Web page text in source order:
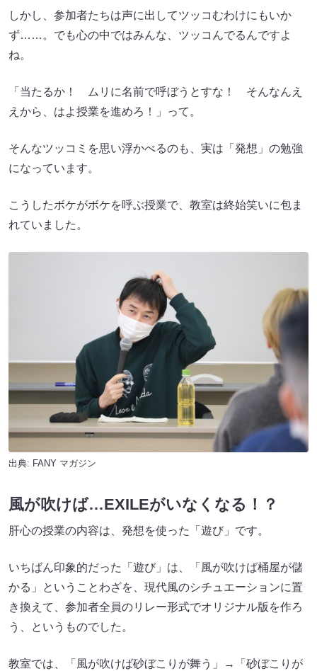
しかし、参加者たちは声に出してツッコむわけにもいか
ず……。でも心の中ではみんな、ツッコんでるんですよ
ね。
「当たるか！ ムリに名前で呼ぼうとすな！ そんなんえ
えから、はよ授業を進めろ！」って。
そんなツッコミを思い浮かべるのも、実は「発想」の勉強
になっています。
こうしたボケがボケを呼ぶ授業で、教室は終始笑いに包ま
れていました。
出典: FANY マガジン
風が吹けば…EXILEがいなくなる！？
肝心の授業の内容は、発想を使った「遊び」です。
いちばん印象的だった「遊び」は、「風が吹けば桶屋が儲
かる」ということわざを、現代風のシチュエーションに置
き換えて、参加者全員のリレー形式でオリジナル版を作ろ
う、というものでした。
教室では、「風が吹けば砂ぼこりが舞う」→「砂ぼこりが